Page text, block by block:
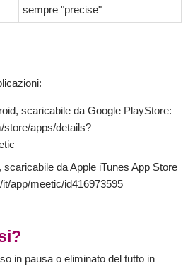
sempre "precise"
scaricabile da Google PlayStore:
store/apps/details?
da Apple iTunes App Store
app/meetic/id416973595
in pausa o eliminato del tutto in